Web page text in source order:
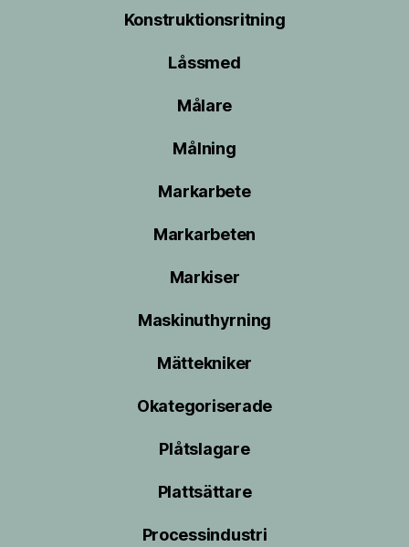
Konstruktionsritning
Låssmed
Målare
Målning
Markarbete
Markarbeten
Markiser
Maskinuthyrning
Mättekniker
Okategoriserade
Plåtslagare
Plattsättare
Processindustri